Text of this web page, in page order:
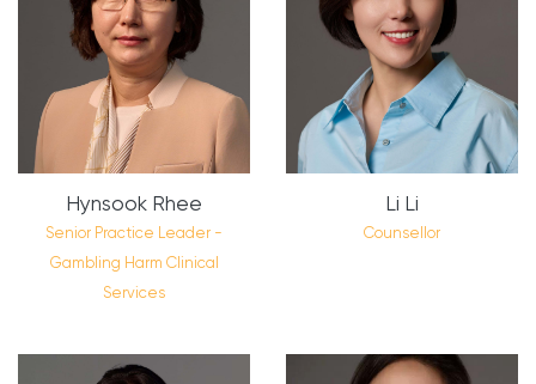
Hynsook Rhee
Senior Practice Leader -
Gambling Harm Clinical
Services
Li Li
Counsellor